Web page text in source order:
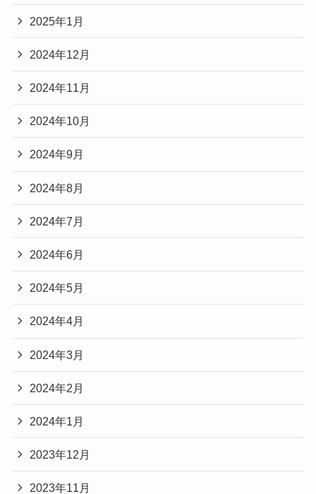
2025年1月
2024年12月
2024年11月
2024年10月
2024年9月
2024年8月
2024年7月
2024年6月
2024年5月
2024年4月
2024年3月
2024年2月
2024年1月
2023年12月
2023年11月